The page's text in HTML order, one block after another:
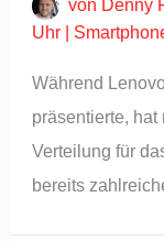
von Denny
Uhr
Während
präsentierte,
Verteilung für
bereits